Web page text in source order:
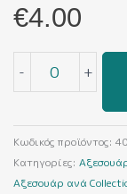
€4.00
- +
Κωδικός προϊόντος:
Κατηγορίες:
Αξεσουάρ ανά